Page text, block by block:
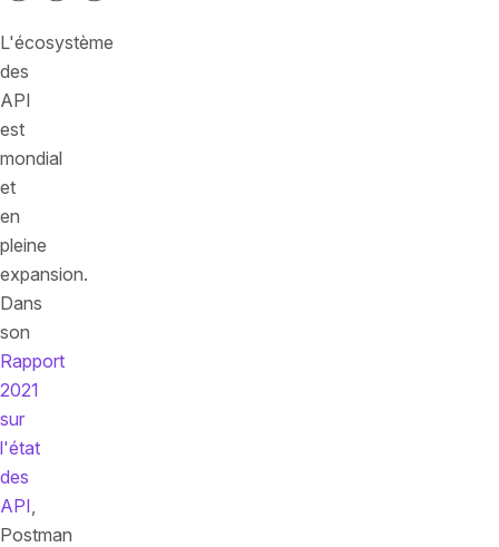
L'écosystème
des
API
est
mondial
et
en
pleine
expansion.
Dans
son
Rapport
2021
sur
l'état
des
API,
Postman